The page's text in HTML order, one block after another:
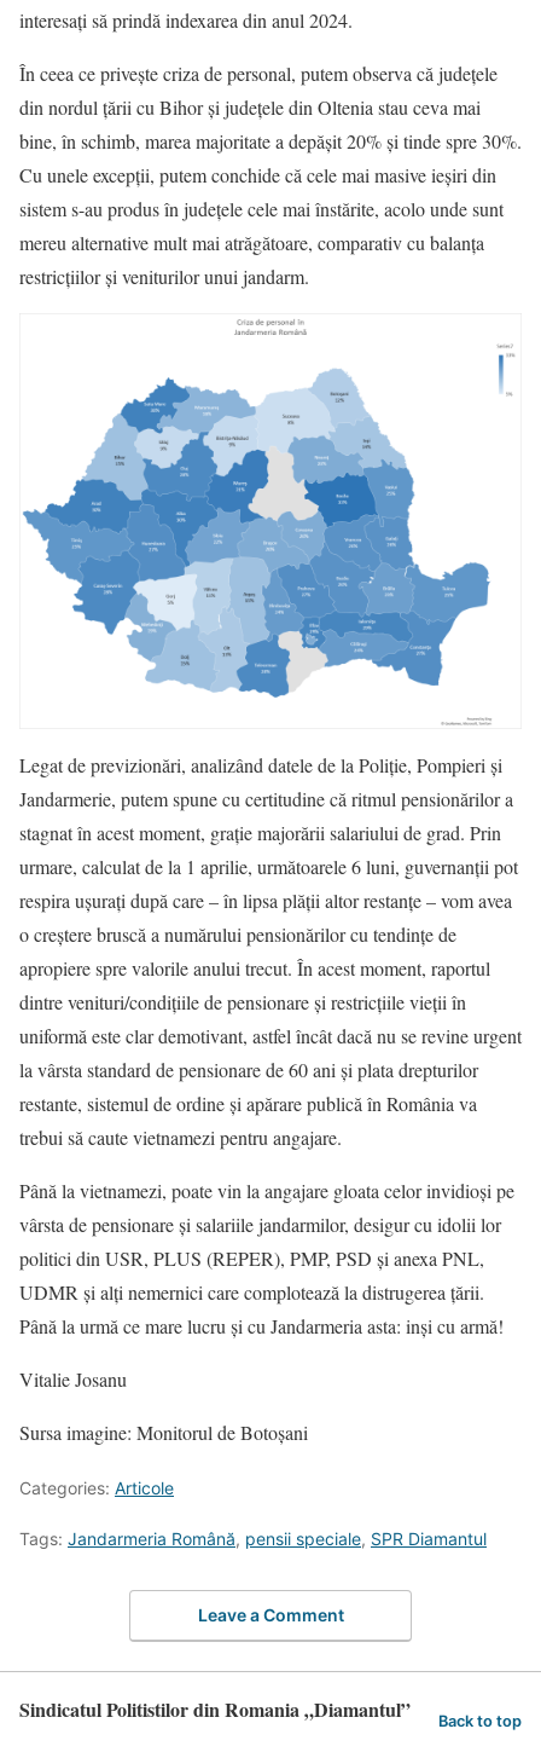
interesați să prindă indexarea din anul 2024.
În ceea ce privește criza de personal, putem observa că județele
din nordul țării cu Bihor și județele din Oltenia stau ceva mai
bine, în schimb, marea majoritate a depășit 20% și tinde spre 30%.
Cu unele excepții, putem conchide că cele mai masive ieșiri din
sistem s-au produs în județele cele mai înstărite, acolo unde sunt
mereu alternative mult mai atrăgătoare, comparativ cu balanța
restricțiilor și veniturilor unui jandarm.
Legat de previzionări, analizând datele de la Poliție, Pompieri și
Jandarmerie, putem spune cu certitudine că ritmul pensionărilor a
stagnat în acest moment, grație majorării salariului de grad. Prin
urmare, calculat de la 1 aprilie, următoarele 6 luni, guvernanții pot
respira ușurați după care – în lipsa plății altor restanțe – vom avea
o creștere bruscă a numărului pensionărilor cu tendințe de
apropiere spre valorile anului trecut. În acest moment, raportul
dintre venituri/condițiile de pensionare și restricțiile vieții în
uniformă este clar demotivant, astfel încât dacă nu se revine urgent
la vârsta standard de pensionare de 60 ani și plata drepturilor
restante, sistemul de ordine și apărare publică în România va
trebui să caute vietnamezi pentru angajare.
Până la vietnamezi, poate vin la angajare gloata celor invidioși pe
vârsta de pensionare și salariile jandarmilor, desigur cu idolii lor
politici din USR, PLUS (REPER), PMP, PSD și anexa PNL,
UDMR și alți nemernici care complotează la distrugerea țării.
Până la urmă ce mare lucru și cu Jandarmeria asta: inși cu armă!
Vitalie Josanu
Sursa imagine: Monitorul de Botoșani
Categories: Articole
Tags: Jandarmeria Română, pensii speciale, SPR Diamantul
Leave a Comment
Sindicatul Politistilor din Romania „Diamantul” Back to top